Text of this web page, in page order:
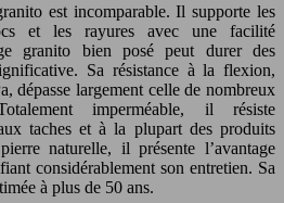
est incomparable. Il supporte les
et les rayures avec une facilité
granito bien posé peut durer des
Sa résistance à la flexion,
dépasse largement celle de nombreux
imperméable, il résiste
taches et à la plupart des produits
naturelle, il présente l’avantage
considérablement son entretien. Sa
à plus de 50 ans.